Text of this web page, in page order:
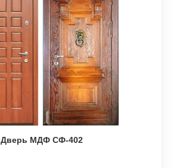
Дверь МДФ СФ-402